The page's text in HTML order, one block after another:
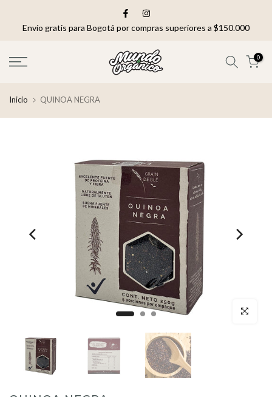
Envío gratis para Bogotá por compras superiores a $150.000
0
Inicio QUINOA NEGRA
Click para